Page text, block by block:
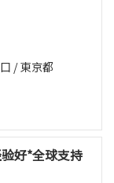
/ 東京都
好*全球支持